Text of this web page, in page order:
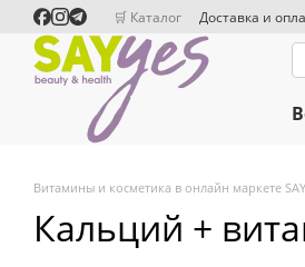
Перейти к основному контенту
🛒 Каталог Доставка и
Сотрудничество
Витамины и косметика в онлайн маркете
Кальций +